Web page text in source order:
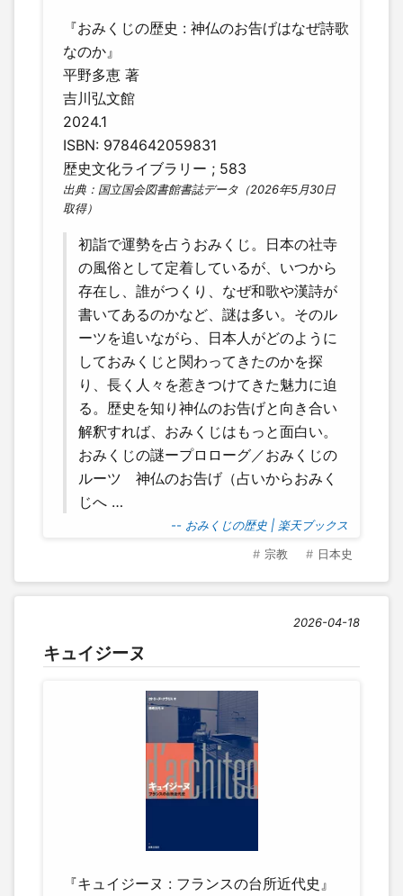
『おみくじの歴史 : 神仏のお告げはなぜ詩歌
なのか』
平野多恵 著
吉川弘文館
2024.1
ISBN: 9784642059831
歴史文化ライブラリー ; 583
出典：国立国会図書館書誌データ（2026年5月30日
取得）
初詣で運勢を占うおみくじ。日本の社寺
の風俗として定着しているが、いつから
存在し、誰がつくり、なぜ和歌や漢詩が
書いてあるのかなど、謎は多い。そのル
ーツを追いながら、日本人がどのように
しておみくじと関わってきたのかを探
り、長く人々を惹きつけてきた魅力に迫
る。歴史を知り神仏のお告げと向き合い
解釈すれば、おみくじはもっと面白い。
おみくじの謎ープロローグ／おみくじの
ルーツ 神仏のお告げ（占いからおみく
じへ …
-- おみくじの歴史 | 楽天ブックス
宗教 日本史
2026-04-18
キュイジーヌ
『キュイジーヌ : フランスの台所近代史』